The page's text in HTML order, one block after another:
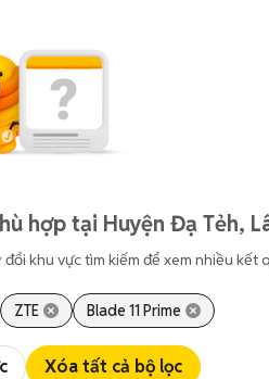
hợp tại Huyện Đạ Tẻh,
khu vực tìm kiếm để xem nhiều kết
ZTE Blade 11 Prime
Xóa tất cả bộ lọc